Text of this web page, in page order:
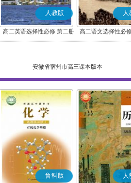
人教版
高二英语选择性必修 第二册
人
高二语文选择性必
编版)
安徽省宿州市高三课本版本
鲁科版 人